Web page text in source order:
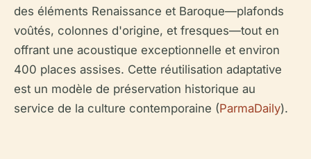
des éléments Renaissance et Baroque—plafonds
voûtés, colonnes d'origine, et fresques—tout en
offrant une acoustique exceptionnelle et environ
400 places assises. Cette réutilisation adaptative
est un modèle de préservation historique au
service de la culture contemporaine (ParmaDaily).